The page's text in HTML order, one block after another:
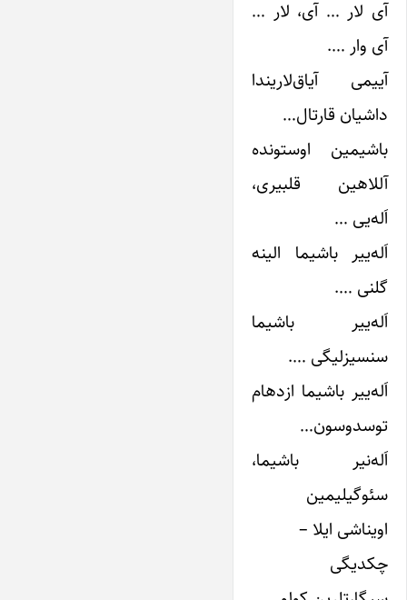
آی ‌لار … آی، ‌لار …
آی وار ….
آییمی آیاق‌لاریندا
داشیان قارتال…
باشیمین اوستونده
آللاهین قلبیری،
اَله‌یی …
اَله‌ییر باشیما الینه
گلنی ….
اَله‌ییر باشیما
سنسیزلیگی ….
اَله‌ییر باشیما ازدهام
توسدوسون…
اَله‌نیر باشیما،
سئوگیلیمین
اویناشی ایلا –
چکدیگی